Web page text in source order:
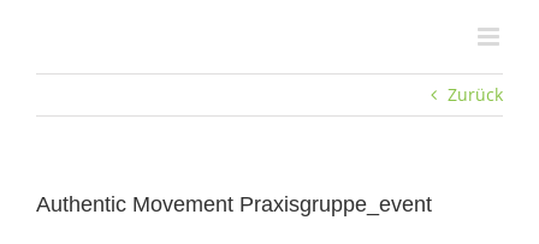
Zurück
Authentic Movement Praxisgruppe_event